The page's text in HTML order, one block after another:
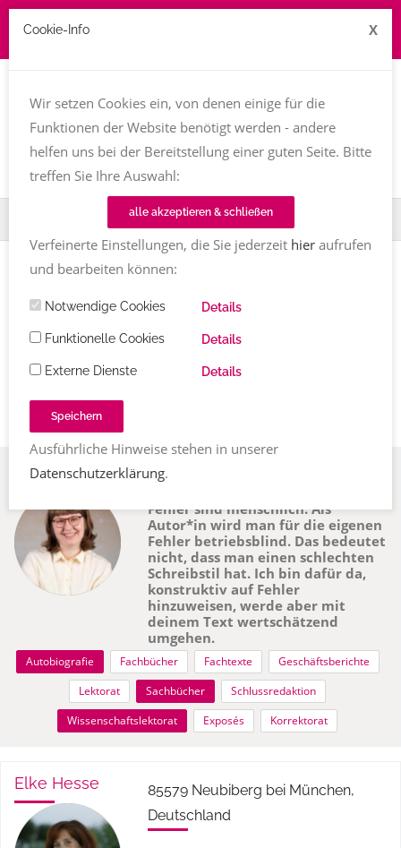
Fachfrauenmarkt Schlussredaktion
Texttreff-Fachfrauenmarkt
Übersicht/ Schlussredaktion
Miriam Nasri 93049 Regensburg, Deutschland
Fehler sind menschlich. Als
Autor*in wird man für die eigenen
Fehler betriebsblind. Das bedeutet
nicht, dass man einen schlechten
Schreibstil hat. Ich bin dafür da,
konstruktiv auf Fehler
hinzuweisen, werde aber mit
deinem Text wertschätzend
umgehen.
Autobiografie Fachbücher Fachtexte
Geschäftsberichte
Lektorat
Sachbücher
Schlussredaktion
Wissenschaftslektorat
Exposés Korrektorat
Elke Hesse
85579 Neubiberg bei München,
Deutschland
Cookie-Info X
Wir setzen Cookies ein, von denen einige für die
Funktionen der Website benötigt werden - andere
helfen uns bei der Bereitstellung einer guten Seite. Bitte
treffen Sie Ihre Auswahl:
alle akzeptieren & schließen
Verfeinerte Einstellungen, die Sie jederzeit hieraufrufen
und bearbeiten können:
Notwendige Cookies Details
Funktionelle Cookies Details
Externe Dienste Details
Speichern
Ausführliche Hinweise stehen in unserer
Datenschutzerklärung.